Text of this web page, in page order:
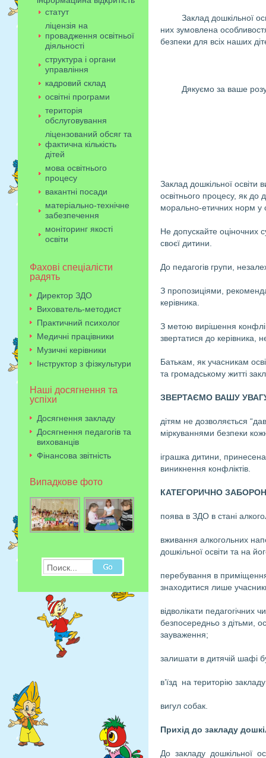
Заклад дошкільної
них зумовлена
безпеки для всіх наших
Дякуємо за ваше
Заклад дошкільної освіти
освітнього процесу, як до
морально-етичних норм у
Не допускайте оціночних
своєї дитини.
До педагогів групи,
З пропозиціями,
керівника.
З метою вирішення
звертатися до керівника,
Батькам, як учасникам
та громадському житті
ЗВЕРТАЄМО ВАШУ
дітям не дозволяється
міркуваннями безпеки
іграшка дитини,
виникнення конфліктів.
КАТЕГОРИЧНО
поява в ЗДО в стані
вживання алкогольних
дошкільної освіти та на
перебування в
знаходитися лише
відволікати педагогічних
безпосередньо з дітьми,
зауваження;
залишати в дитячій шафі
в’їзд на територію
вигул собак.
Прихід до закладу
До закладу дошкільної
статут
ліцензія на
провадження освітньої
діяльності
структура і органи
управління
кадровий склад
освітні програми
територія
обслуговування
ліцензований обсяг та
фактична кількість
дітей
мова освітнього
процесу
вакантні посади
матеріально-технічне
забезпечення
моніторинг якості
освіти
Фахові спеціалісти
радять
Директор ЗДО
Вихователь-методист
Практичний психолог
Медичні працівники
Музичні керівники
Інструктор з фізкультури
Наші досягнення та
успіхи
Досягнення закладу
Досягнення педагогів та
вихованців
Фінансова звітність
Випадкове фото
Поиск...